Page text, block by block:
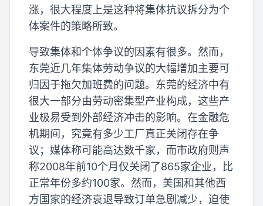
涨，很大程度上是这种将集体抗议拆分为个
体案件的策略所致。
导致集体和个体争议的因素有很多。然而，
东莞近几年集体劳动争议的大幅增加主要可
归因于拖欠加班费的问题。东莞的经济中有
很大一部分由劳动密集型产业构成，这些产
业极易受到外部经济冲击的影响。在金融危
机期间，究竟有多少工厂真正关闭存在争
议；媒体称可能高达数千家，而市政府则声
称2008年前10个月仅关闭了865家企业，比
正常年份多约100家。然而，美国和其他西
方国家的经济衰退导致订单急剧减少，迫使